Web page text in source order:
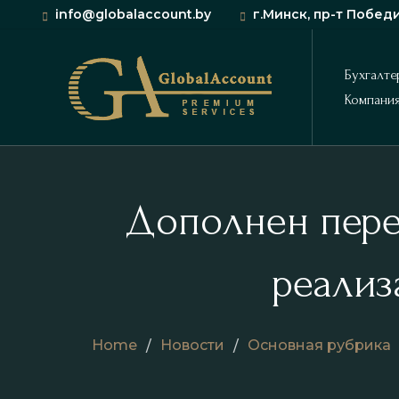
info@globalaccount.by г.Минск, пр-т
Доступ
О нас
Новости
Дополнен
Home Новости Основная рубрика